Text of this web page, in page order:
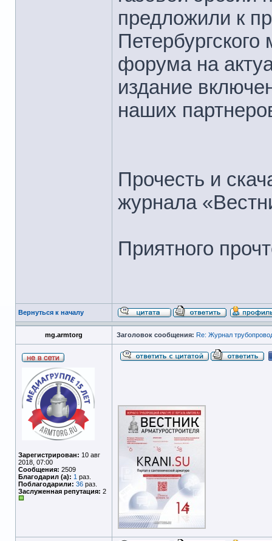
предложили к
Петербургского
форума на
издание
наших
Прочесть и
журнала
Приятного
Вернуться к началу
mg.armtorg Заголовок сообщения: Re: Журнал
Зарегистрирован: 10 авг
2018, 07:00
Сообщения: 2509
Благодарил (а): 1 раз.
Поблагодарили: 36 раз.
Заслуженная репутация: 2